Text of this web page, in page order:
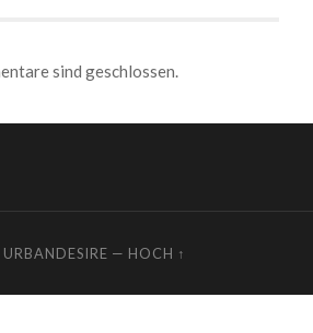
sind geschlossen.
URBANDESIRE — HOCH ↑